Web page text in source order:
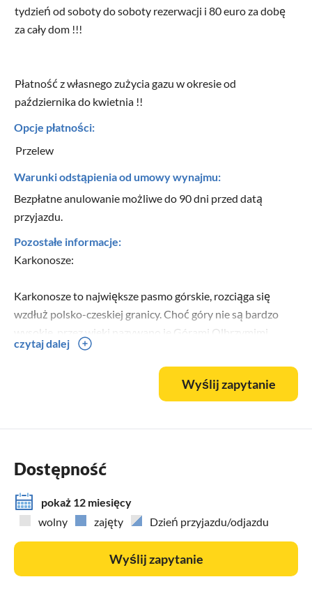
tydzień od soboty do soboty rezerwacji i 80 euro za dobę
za cały dom !!!
Płatność z własnego zużycia gazu w okresie od
października do kwietnia !!
Opcje płatności:
Przelew
Warunki odstąpienia od umowy wynajmu:
Bezpłatne anulowanie możliwe do 90 dni przed datą
przyjazdu.
Pozostałe informacje:
Karkonosze:
Karkonosze to największe pasmo górskie, rozciąga się
wzdłuż polsko-czeskiej granicy. Choć góry nie są bardzo
wysokie, przez wieki nazywano je Górami Olbrzymimi
(Riesiges Gebirge). Panujący tu klimat jest podobny do
klimatu innych europejskich gór wysokich.
polskich i czeskich Karkonoszy stanowiły podstawę do
podniesienia tych gór do rangi międzynarodowego
bilateralnego rezerwatu biosfery.
Wartości przyrodnicze i krajobrazowe w północno-
zachodniej i wschodniej części powiatu Jelenia Góra
czytaj dalej
Wyślij zapytanie
Dostępność
pokaż 12 miesięcy
wolny
zajęty Dzień przyjazdu/odjazdu
Wyślij zapytanie